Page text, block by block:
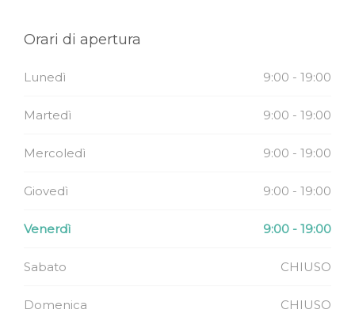
Orari di apertura
Lunedì 9:00 - 19:00
Martedì 9:00 - 19:00
Mercoledì 9:00 - 19:00
Giovedì 9:00 - 19:00
Venerdì 9:00 - 19:00
Sabato CHIUSO
Domenica CHIUSO